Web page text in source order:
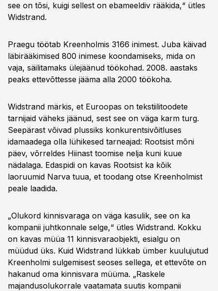
see on tõsi, kuigi sellest on ebameeldiv rääkida,“ ütles
Widstrand.
Praegu töötab Kreenholmis 3166 inimest. Juba käivad
läbirääkimised 800 inimese koondamiseks, mida on
vaja, säilitamaks ülejäänud töökohad. 2008. aastaks
peaks ettevõttesse jääma alla 2000 töökoha.
Widstrand märkis, et Euroopas on tekstiilitoodete
tarnijaid väheks jäänud, sest see on väga karm turg.
Seepärast võivad plussiks konkurentsivõitluses
idamaadega olla lühikesed tarneajad: Rootsist mõni
päev, võrreldes Hiinast toomise nelja kuni kuue
nädalaga. Edaspidi on kavas Rootsist ka kõik
laoruumid Narva tuua, et toodang otse Kreenholmist
peale laadida.
„Olukord kinnisvaraga on väga kasulik, see on ka
kompanii juhtkonnale selge,“ ütles Widstrand. Kokku
on kavas müüa 11 kinnisvaraobjekti, esialgu on
müüdud üks. Kuid Widstrand lükkab ümber kuulujutud
Kreenholmi sulgemisest seoses sellega, et ettevõte on
hakanud oma kinnisvara müüma. „Raskele
majandusolukorrale vaatamata suutis kompanii